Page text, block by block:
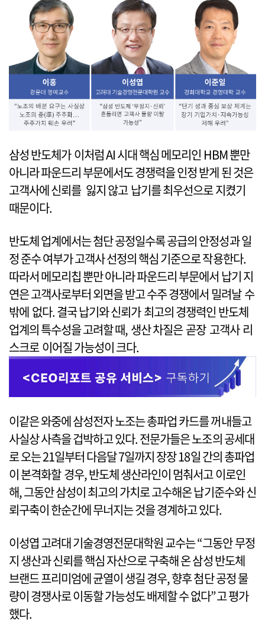
삼성 반도체가 이처럼 AI 시대 핵심 메모리인 HBM 뿐만
아니라 파운드리 부문에서도 경쟁력을 인정 받게 된 것은
고객사에 신뢰를 잃지 않고 납기를 최우선으로 지켰기
때문이다.
반도체 업계에서는 첨단 공정일수록 공급의 안정성과 일
정 준수 여부가 고객사 선정의 핵심 기준으로 작용한다.
따라서 메모리칩 뿐만 아니라 파운드리 부문에서 납기 지
연은 고객사로부터 외면을 받고 수주 경쟁에서 밀려날 수
밖에 없다. 결국 납기와 신뢰가 최고의 경쟁력인 반도체
업계의 특수성을 고려할 때, 생산 차질은 곧장 고객사 리
스크로 이어질 가능성이 크다.
이같은 와중에 삼성전자 노조는 총파업 카드를 꺼내들고
사실상 사측을 겁박하고 있다. 전문가들은 노조의 공세대
로 오는 21일부터 다음달 7일까지 장장 18일 간의 총파업
이 본격화할 경우, 반도체 생산라인이 멈춰서고 이로인
해, 그동안 삼성이 최고의 가치로 고수해온 납기준수와 신
뢰구축이 한순간에 무너지는 것을 경계하고 있다.
이성엽 고려대 기술경영전문대학원 교수는 “그동안 무정
지 생산과 신뢰를 핵심 자산으로 구축해 온 삼성 반도체
브랜드 프리미엄에 균열이 생길 경우, 향후 첨단 공정 물
량이 경쟁사로 이동할 가능성도 배제할 수 없다”고 평가
했다.